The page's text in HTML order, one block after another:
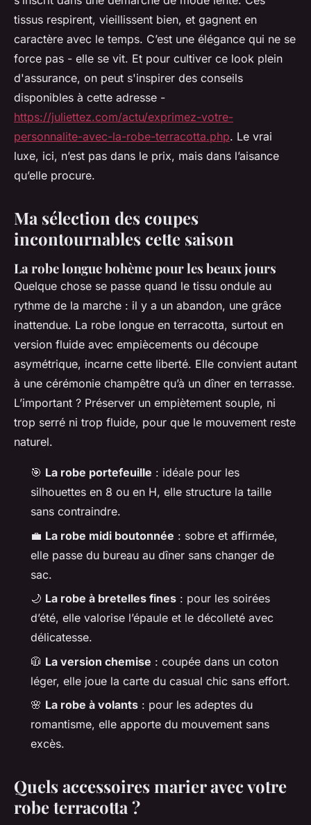
tissus respirent, vieillissent bien, et gagnent en
caractère avec le temps. C’est une élégance qui ne se
force pas - elle se vit. Et pour cultiver ce look plein
d'assurance, on peut s'inspirer des conseils
disponibles à cette adresse -
https://juliettez.com/actu/exprimez-votre-
personnalite-avec-la-robe-terracotta.php. Le vrai
luxe, ici, n’est pas dans le prix, mais dans l’aisance
qu’elle procure.
Ma sélection des coupes
incontournables cette saison
La robe longue bohème pour les beaux jours
Quelque chose se passe quand le tissu ondule au
rythme de la marche : il y a un abandon, une grâce
inattendue. La robe longue en terracotta, surtout en
version fluide avec empiècements ou découpe
asymétrique, incarne cette liberté. Elle convient autant
à une cérémonie champêtre qu’à un dîner en terrasse.
L’important ? Préserver un empiètement souple, ni
trop serré ni trop fluide, pour que le mouvement reste
naturel.
🎯 La robe portefeuille : idéale pour les
silhouettes en 8 ou en H, elle structure la taille
sans contraindre.
💼 La robe midi boutonnée : sobre et affirmée,
elle passe du bureau au dîner sans changer de
sac.
🌙 La robe à bretelles fines : pour les soirées
d’été, elle valorise l’épaule et le décolleté avec
délicatesse.
🧥 La version chemise : coupée dans un coton
léger, elle joue la carte du casual chic sans effort.
🌸 La robe à volants : pour les adeptes du
romantisme, elle apporte du mouvement sans
excès.
Quels accessoires marier avec votre
robe terracotta ?